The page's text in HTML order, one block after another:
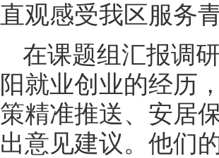
直观感受我区服务
在课题组汇报调
阳就业创业的经历
策精准推送、安居
出意见建议。他们